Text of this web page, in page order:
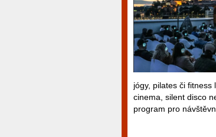
jógy, pilates či
cinema, silent disco
program pro